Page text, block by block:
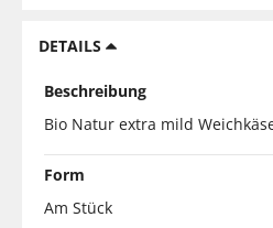
DETAILS
Beschreibung
Bio Natur extra mild
Form
Am Stück